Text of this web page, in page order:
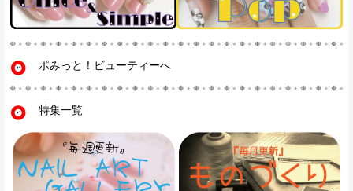
ポみっと！ビューティーへ
特集一覧